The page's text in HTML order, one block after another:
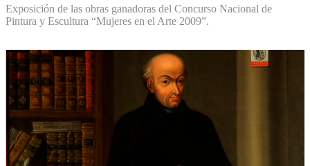
Exposición de las obras ganadoras del Concurso Nacional de
Pintura y Escultura “Mujeres en el Arte 2009”.